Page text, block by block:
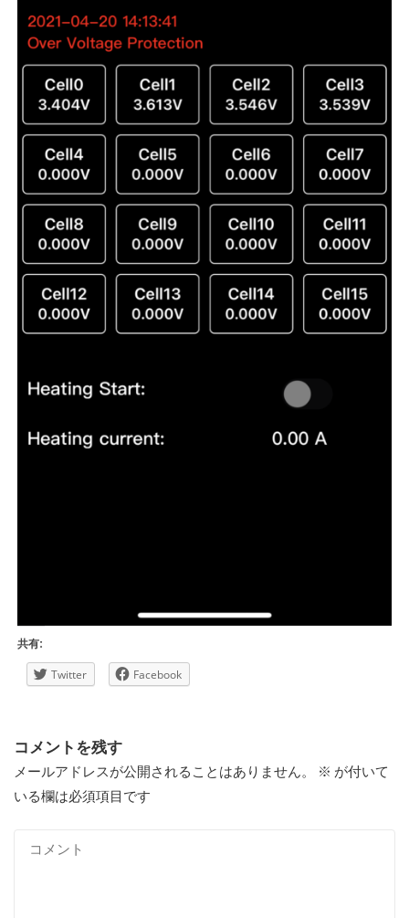
共有:
Twitter
Facebook
コメントを残す
メールアドレスが公開されることはありません。 ※ が付いて
いる欄は必須項目です